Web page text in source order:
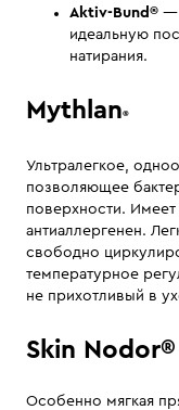
Aktiv-Bund® —
идеальную
натирания.
Mythlan®
Ультралегкое,
позволяющее
поверхности. Имеет
антиаллергенен.
свободно
температурное
не прихотливый в
Skin Nodor®
Особенно мягкая